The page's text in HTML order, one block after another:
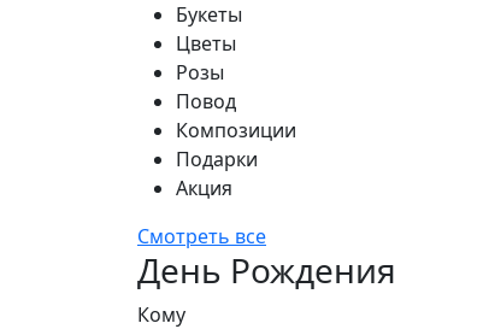
Букеты
Цветы
Розы
Повод
Композиции
Подарки
Акция
Смотреть все
День Рождения
Кому